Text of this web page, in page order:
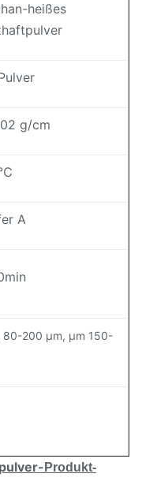
heißes
g/cm
℃
A
80-200 μm, μm 150-
Produkt-